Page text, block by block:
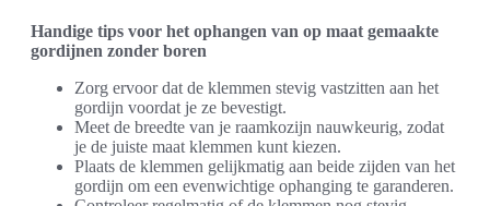
Handige tips voor het ophangen van op maat gemaakte
gordijnen zonder boren
Zorg ervoor dat de klemmen stevig vastzitten aan het
gordijn voordat je ze bevestigt.
Meet de breedte van je raamkozijn nauwkeurig, zodat
je de juiste maat klemmen kunt kiezen.
Plaats de klemmen gelijkmatig aan beide zijden van het
gordijn om een evenwichtige ophanging te garanderen.